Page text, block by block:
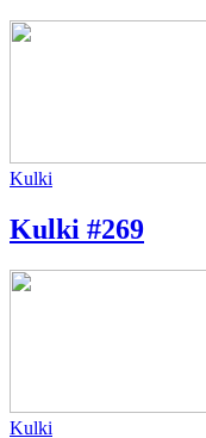
Kulki
Kulki #269
Kulki